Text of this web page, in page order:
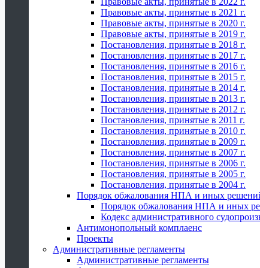
Правовые акты, принятые в 2021 г.
Правовые акты, принятые в 2020 г.
Правовые акты, принятые в 2019 г.
Постановления, принятые в 2018 г.
Постановления, принятые в 2017 г.
Постановления, принятые в 2016 г.
Постановления, принятые в 2015 г.
Постановления, принятые в 2014 г.
Постановления, принятые в 2013 г.
Постановления, принятые в 2012 г.
Постановления, принятые в 2011 г.
Постановления, принятые в 2010 г.
Постановления, принятые в 2009 г.
Постановления, принятые в 2007 г.
Постановления, принятые в 2006 г.
Постановления, принятые в 2005 г.
Постановления, принятые в 2004 г.
Порядок обжалования НПА и иных
Порядок обжалования НПА и иных
Кодекс административного
Антимонопольный комплаенс
Проекты
Административные регламенты
Административные регламенты